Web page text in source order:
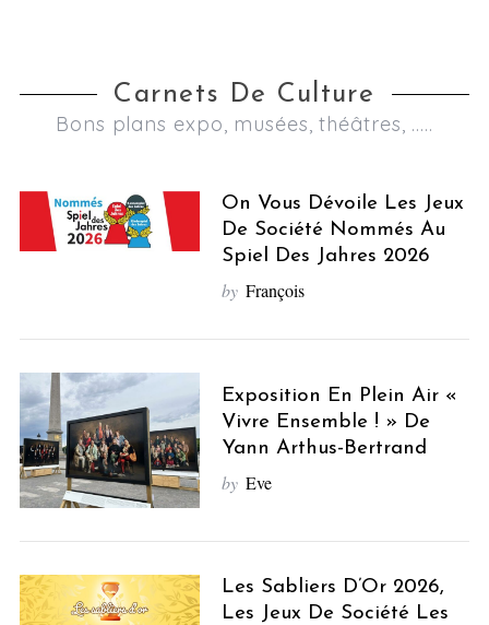
Carnets De Culture
Bons plans expo, musées, théâtres, .....
On Vous Dévoile Les Jeux
De Société Nommés Au
Spiel Des Jahres 2026
by François
Exposition En Plein Air «
Vivre Ensemble ! » De
Yann Arthus-Bertrand
by Eve
Les Sabliers D’Or 2026,
Les Jeux De Société Les